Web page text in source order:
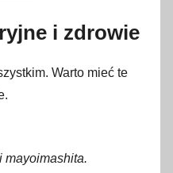
i zdrowie
Warto mieć te
mayoimashita.